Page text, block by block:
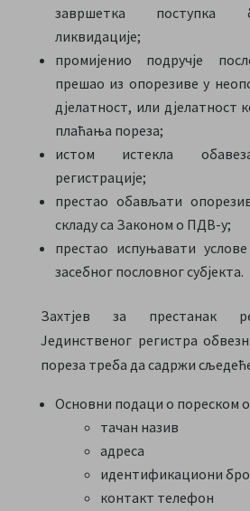
завршетка поступка
ликвидације;
промијенио подручје
прешао из опорезиве у
дјелатност, или дјелатност
плаћања пореза;
истом истекла
регистрације;
престао обављати
складу са Законом о ПДВ-у;
престао испуњавати
засебног пословног субјекта.
Захтјев за престанак
Јединственог регистра
пореза треба да садржи
Основни подаци о пореском
тачан назив
адреса
идентификациони
контакт телефон